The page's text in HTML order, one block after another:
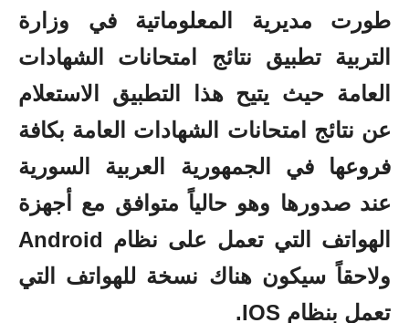
طورت مديرية المعلوماتية في وزارة
التربية تطبيق نتائج امتحانات الشهادات
العامة حيث يتيح هذا التطبيق الاستعلام
عن نتائج امتحانات الشهادات العامة بكافة
فروعها في الجمهورية العربية السورية
عند صدورها وهو حالياً متوافق مع أجهزة
الهواتف التي تعمل على نظام Android
ولاحقاً سيكون هناك نسخة للهواتف التي
تعمل بنظام IOS.